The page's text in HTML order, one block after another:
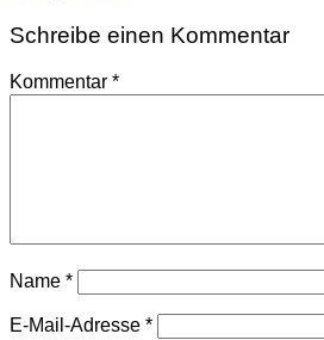
Schreibe einen Kommentar
Kommentar *
Name *
E-Mail-Adresse *